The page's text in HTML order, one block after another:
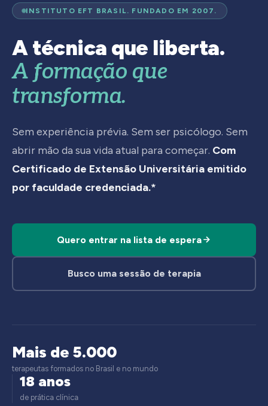
INSTITUTO EFT BRASIL. FUNDADO EM 2007.
A técnica que liberta.
A formação que
transforma.
Sem experiência prévia. Sem ser psicólogo. Sem
abrir mão da sua vida atual para começar. Com
Certificado de Extensão Universitária emitido
por faculdade credenciada.*
Quero entrar na lista de espera
Busco uma sessão de terapia
Mais de 5.000
terapeutas formados no Brasil e no mundo
18 anos
de prática clínica